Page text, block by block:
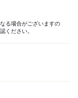
る場合がございますの
ください。